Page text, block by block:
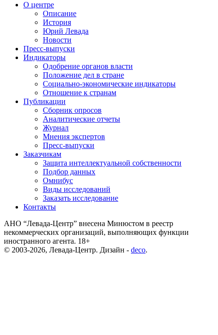
О центре
Описание
История
Юрий Левада
Новости
Пресс-выпуски
Индикаторы
Одобрение органов власти
Положение дел в стране
Социально-экономические индикаторы
Отношение к странам
Публикации
Сборник опросов
Аналитические отчеты
Журнал
Мнения экспертов
Пресс-выпуски
Заказчикам
Защита интеллектуальной собственности
Подбор данных
Омнибус
Виды исследований
Заказать исследование
Контакты
АНО “Левада-Центр” внесена Минюстом в реестр
некоммерческих организаций, выполняющих функции
иностранного агента. 18+
© 2003-2026, Левада-Центр. Дизайн - deco.